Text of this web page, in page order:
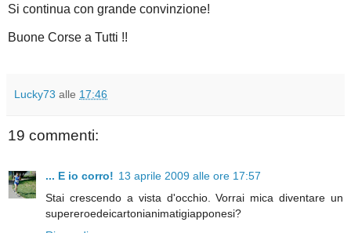
Si continua con grande convinzione!
Buone Corse a Tutti !!
Lucky73 alle 17:46
19 commenti:
... E io corro! 13 aprile 2009 alle ore 17:57
Stai crescendo a vista d'occhio. Vorrai mica diventare un
supereroedeicartonianimatigiapponesi?